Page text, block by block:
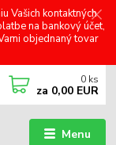
Vašich kontaktných
na bankový účet,
objednaný tovar
Menu
0 ks
za 0,00 EUR